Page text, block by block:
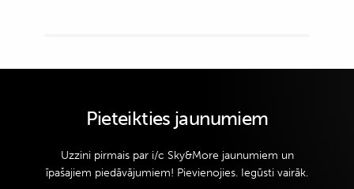
Pieteikties jaunumiem
Uzzini pirmais par i/c Sky&More jaunumiem un
īpašajiem piedāvājumiem! Pievienojies. Iegūsti vairāk.